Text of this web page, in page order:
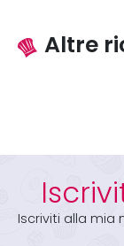
Altre
Iscriviti alla mia